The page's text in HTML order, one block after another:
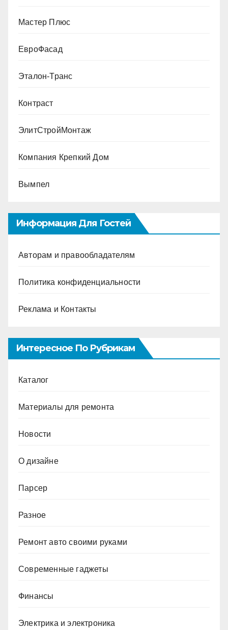
Мастер Плюс
ЕвроФасад
Эталон-Транс
Контраст
ЭлитСтройМонтаж
Компания Крепкий Дом
Вымпел
Информация Для Гостей
Авторам и правообладателям
Политика конфиденциальности
Реклама и Контакты
Интересное По Рубрикам
Каталог
Материалы для ремонта
Новости
О дизайне
Парсер
Разное
Ремонт авто своими руками
Современные гаджеты
Финансы
Электрика и электроника